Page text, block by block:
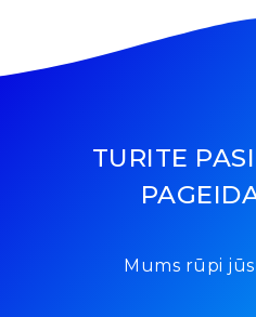
TURITE
Mums rūpi